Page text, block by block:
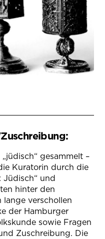
gesammelt –
Kuratorin durch die
und
hinter den
lange verschollen
der Hamburger
sowie Fragen
Zuschreibung. Die